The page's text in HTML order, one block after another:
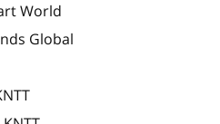
World
Global